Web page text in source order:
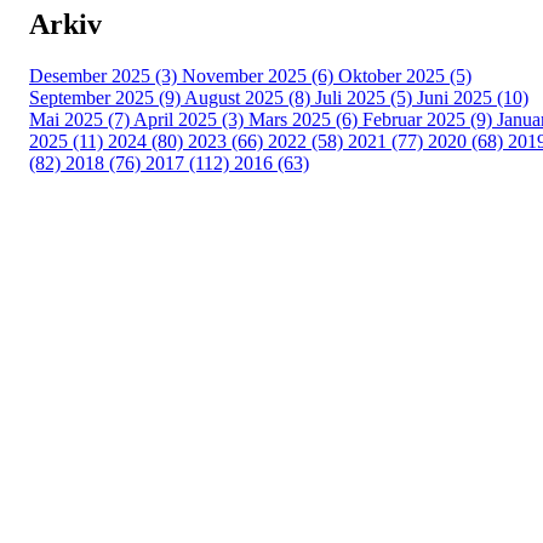
Arkiv
Desember 2025 (3) November 2025 (6) Oktober 2025 (5)
September 2025 (9) August 2025 (8) Juli 2025 (5) Juni 2025 (10)
Mai 2025 (7) April 2025 (3) Mars 2025 (6) Februar 2025 (9)
2025 (11) 2024 (80) 2023 (66) 2022 (58) 2021 (77) 2020 (68)
(82) 2018 (76) 2017 (112) 2016 (63)